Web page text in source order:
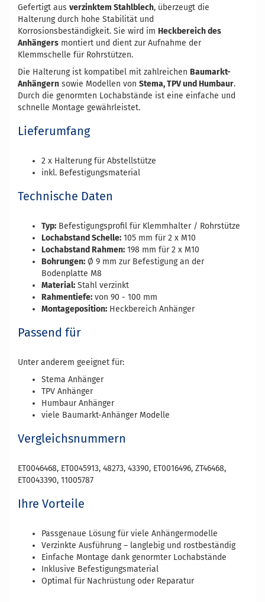
Gefertigt aus verzinktem Stahlblech, überzeugt die
Halterung durch hohe Stabilität und
Korrosionsbeständigkeit. Sie wird im Heckbereich des
Anhängers montiert und dient zur Aufnahme der
Klemmschelle für Rohrstützen.
Die Halterung ist kompatibel mit zahlreichen Baumarkt-
Anhängern sowie Modellen von Stema, TPV und Humbaur.
Durch die genormten Lochabstände ist eine einfache und
schnelle Montage gewährleistet.
Lieferumfang
2 x Halterung für Abstellstütze
inkl. Befestigungsmaterial
Technische Daten
Typ: Befestigungsprofil für Klemmhalter / Rohrstütze
Lochabstand Schelle: 105 mm für 2 x M10
Lochabstand Rahmen: 198 mm für 2 x M10
Bohrungen: Ø 9 mm zur Befestigung an der
Bodenplatte M8
Material: Stahl verzinkt
Rahmentiefe: von 90 - 100 mm
Montageposition: Heckbereich Anhänger
Passend für
Unter anderem geeignet für:
Stema Anhänger
TPV Anhänger
Humbaur Anhänger
viele Baumarkt-Anhänger Modelle
Vergleichsnummern
ET0046468, ET0045913, 48273, 43390, ET0016496, ZT46468,
ET0043390, 11005787
Ihre Vorteile
Passgenaue Lösung für viele Anhängermodelle
Verzinkte Ausführung – langlebig und rostbeständig
Einfache Montage dank genormter Lochabstände
Inklusive Befestigungsmaterial
Optimal für Nachrüstung oder Reparatur